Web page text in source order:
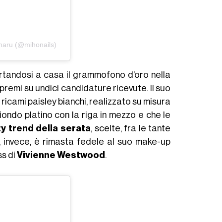
(@mihonails)
a casa il grammofono d’oro nella
su undici candidature ricevute. Il suo
paisley bianchi, realizzato su misura
platino con la riga in mezzo e che le
trend della serata, scelte, fra le tante
, invece, è rimasta fedele al suo make-up
di Vivienne Westwood .